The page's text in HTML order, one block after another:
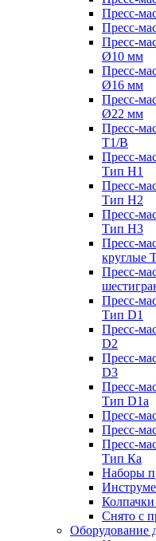
Пресс-
Пресс-
Пресс-
Ø10 мм
Пресс-
Ø16 мм
Пресс-
Ø22 мм
Пресс-
T1/B
Пресс-
Тип H1
Пресс-
Тип H2
Пресс-
Тип H3
Пресс-
круглые
Пресс-
Пресс-
Тип D1
Пресс-
D2
Пресс-
D3
Пресс-
Тип D1a
Пресс-
Пресс-
Пресс-
Тип Кa
Наборы
Колпачки
Снято с
Оборудование